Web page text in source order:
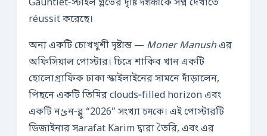
Gauntlet‑স্টাইল গ্লভের দৃষ্টি দर्शकोंকে সপ্ন দেখাতে
réussit করেছে।
অন্য একটি চোখখুশী দৃষ্টান্ত — Moner Manushএর
অফিসিয়াল পোস্টার। চিত্রে শাকিব খান একটি
হোলোগ্রাফিক ঢাকা স্কাইলাইনের সামনে দাঁড়ালেন,
পিছনে একটি তিমির clouds‑filled horizon এবং
একটি নئন‑ব্লু “2026” সংখ্যা চमকে। এই পোস্টারটি
ডিজাইনার সarafat Karim দ্বারা তৈরি, এবং এর